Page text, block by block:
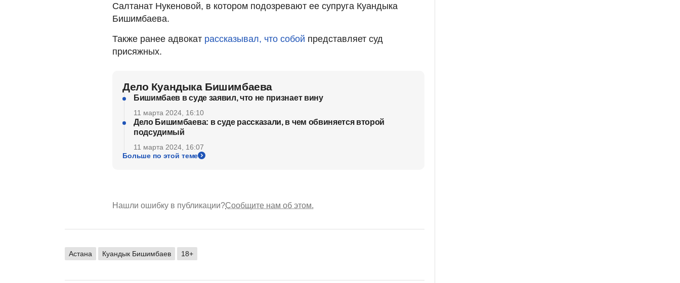
Салтанат Нукеновой, в котором подозревают ее супруга Куандыка
Бишимбаева.
Также ранее адвокат рассказывал, что собой представляет суд
присяжных.
Дело Куандыка Бишимбаева
Бишимбаев в суде заявил, что не признает вину
11 марта 2024, 16:10
Дело Бишимбаева: в суде рассказали, в чем обвиняется второй
подсудимый
11 марта 2024, 16:07
Больше по этой теме
Нашли ошибку в публикации?Сообщите нам об этом.
Астана Куандык Бишимбаев 18+